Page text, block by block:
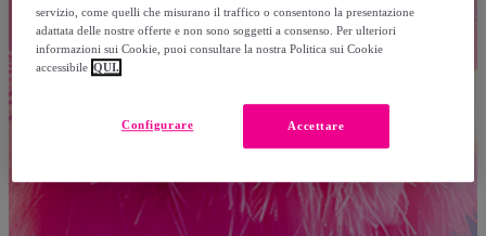
servizio, come quelli che misurano il traffico o consentono la presentazione
adattata delle nostre offerte e non sono soggetti a consenso. Per ulteriori
informazioni sui Cookie, puoi consultare la nostra Politica sui Cookie
accessibile QUI.
Accettare
Configurare